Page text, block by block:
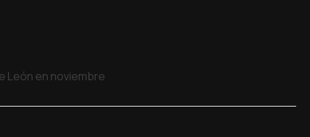
León en noviembre